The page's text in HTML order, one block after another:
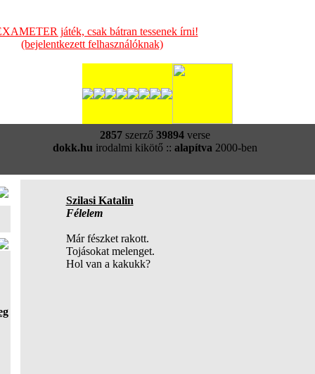
játék, csak bátran tessenek írni!
(bejelentkezett felhasználóknak)
2857szerző 39894verse
dokk.hu irodalmi kikötő :: alapítva 2000-ben
Szilasi Katalin
Félelem
Már fészket rakott.
Tojásokat melenget.
Hol van a kakukk?